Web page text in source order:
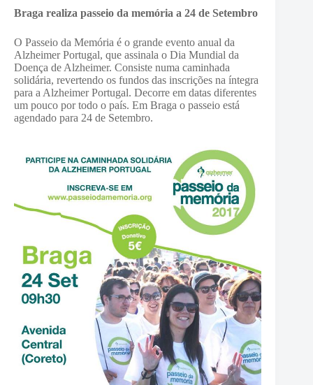
Braga realiza passeio da memória a 24 de Setembro
O Passeio da Memória é o grande evento anual da
Alzheimer Portugal, que assinala o Dia Mundial da
Doença de Alzheimer. Consiste numa caminhada
solidária, revertendo os fundos das inscrições na íntegra
para a Alzheimer Portugal. Decorre em datas diferentes
um pouco por todo o país. Em Braga o passeio está
agendado para 24 de Setembro.